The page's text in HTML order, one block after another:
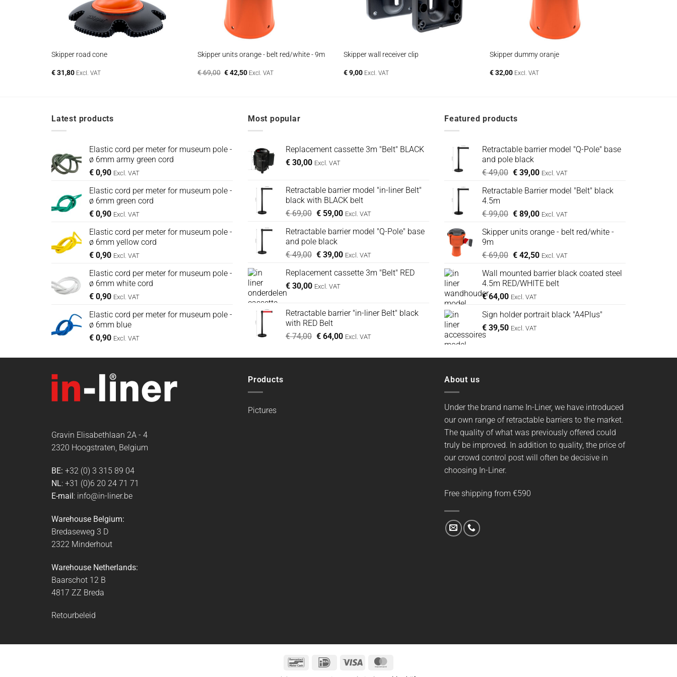
Skipper road cone
€31,80 Excl. VAT
Skipper units orange - belt red/white - 9m
€69,00 Oorspronkelijke
€42,50Huidige
Excl. VAT
Skipper wall receiver clip
€9,00 Excl. VAT
Skipper dummy oranje
€32,00 Excl. VAT
Latest products
Elastic cord per meter for museum pole -
ø 6mm army green cord
€ 0,90 Excl. VAT
Elastic cord per meter for museum pole -
ø 6mm green cord
€ 0,90 Excl. VAT
Elastic cord per meter for museum pole -
ø 6mm yellow cord
€ 0,90 Excl. VAT
Elastic cord per meter for museum pole -
ø 6mm white cord
€ 0,90 Excl. VAT
Elastic cord per meter for museum pole -
ø 6mm blue
€ 0,90 Excl. VAT
Most popular
Replacement cassette 3m "Belt" BLACK
€ 30,00 Excl. VAT
Retractable barrier model "in-liner Belt"
black with BLACK belt
€69,00 Oorspronkelijke
was:
€ 69,00.
€59,00Huidige
is:
Excl. VAT
Retractable barrier model "Q-Pole" base
and pole black
€49,00 Oorspronkelijke
was:
€ 49,00.
€39,00Huidige
is:
Excl. VAT
Replacement cassette 3m "Belt" RED
€ 30,00 Excl. VAT
Retractable barrier "in-liner Belt" black
with RED Belt
€74,00 Oorspronkelijke
was:
€64,00Huidige
is:
Excl. VAT
Featured products
Retractable barrier model "Q-Pole" base
and pole black
€49,00 Oorspronkelijke
was:
€39,00Huidige
is:
Excl. VAT
Retractable Barrier model "Belt" black
4.5m
€99,00 Oorspronkelijke
was:
€89,00Huidige
is:
Excl. VAT
Skipper units orange - belt red/white -
9m
€69,00 Oorspronkelijke
was:
€ 69,00.
€42,50Huidige
is:
€ 42,50.
Excl. VAT
Wall mounted barrier black coated steel
4.5m RED/WHITE belt
€64,00 Excl. VAT
Sign holder portrait black "A4Plus"
€ 39,50 Excl. VAT
Gravin Elisabethlaan 2A - 4
2320 Hoogstraten, Belgium
BE: +32 (0) 3 315 89 04
NL: +31 (0)6 20 24 71 71
E-mail: info@in-liner.be
Warehouse Belgium:
Bredaseweg 3 D
2322 Minderhout
Warehouse Netherlands:
Baarschot 12 B
4817 ZZ Breda
Retourbeleid
Products
Pictures
About us
Under the brand name In-Liner, we have introduced
our own range of retractable barriers to the market.
The quality of what was previously offered could
truly be improved. In addition to quality, the price of
our crowd control post will often be decisive in
choosing In-Liner.
Free shipping from €590
BancontactIDeal Visa